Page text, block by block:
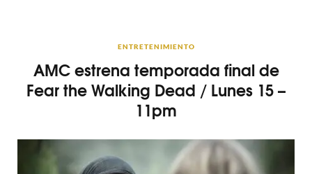
ENTRETENIMIENTO
AMC estrena temporada final de
Fear the Walking Dead / Lunes 15 –
11pm